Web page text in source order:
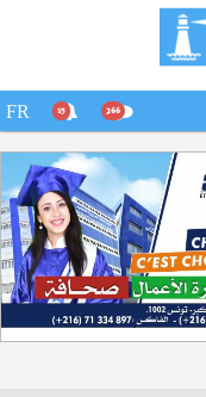
266
15
FR